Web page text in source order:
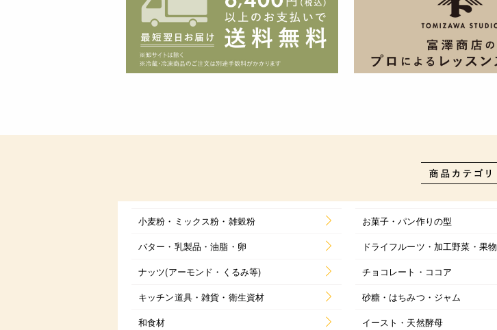
小麦粉・ミックス粉・雑穀粉 お菓子・パン作りの型
バター・乳製品・油脂・卵
ドライフルーツ・加工野菜・果物
ナッツ(アーモンド・くるみ等)
チョコレート・ココア
キッチン道具・雑貨・衛生資材
砂糖・はちみつ・ジャム
和食材
イースト・天然酵母